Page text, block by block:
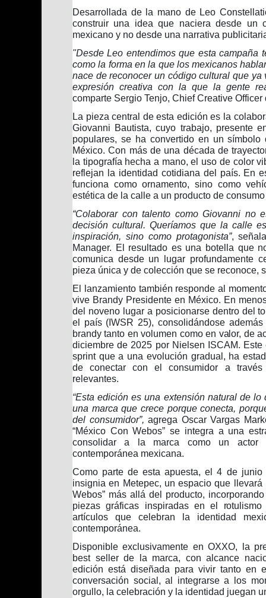
Desarrollada de la mano de Leo
construir una idea que naciera desde un
mexicano y no desde una narrativa
"Desde Leo entendimos que esta campaña
como la forma en la que los mexicanos
nace de reconocer un código cultural que
expresión creativa con la que la gente
comparte Sergio Tenjo, Chief Creative
La pieza central de esta edición es la
Giovanni Bautista, cuyo trabajo, presente
populares, se ha convertido en un
México. Con más de una década de
la tipografía hecha a mano, el uso de color
reflejan la identidad cotidiana del país. En
funciona como ornamento, sino como
estética de la calle a un producto de
“Colaborar con talento como Giovanni no
decisión cultural. Queríamos que la calle
inspiración, sino como protagonista”,
Manager. El resultado es una botella que
comunica desde un lugar profundamente
pieza única y de colección que se reconoce,
El lanzamiento también responde al
vive Brandy Presidente en México. En
del noveno lugar a posicionarse dentro del
el país (IWSR 25), consolidándose
brandy tanto en volumen como en valor, de
diciembre de 2025 por Nielsen ISCAM.
sprint que a una evolución gradual, ha
de conectar con el consumidor a través
relevantes.
“Esta edición es una extensión natural de
una marca que crece porque conecta,
del consumidor”, agrega Oscar Vargas
“México Con Webos” se integra a una
consolidar a la marca como un actor
contemporánea mexicana.
Como parte de esta apuesta, el 4 de
insignia en Metepec, un espacio que
Webos” más allá del producto,
piezas gráficas inspiradas en el
artículos que celebran la identidad
contemporánea.
Disponible exclusivamente en OXXO, la
best seller de la marca, con alcance
edición está diseñada para vivir tanto en
conversación social, al integrarse a los
orgullo, la celebración y la identidad juegan